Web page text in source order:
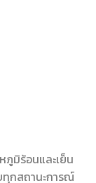
ภูมิร้อนและเย็น
ทุกสถานะการณ์